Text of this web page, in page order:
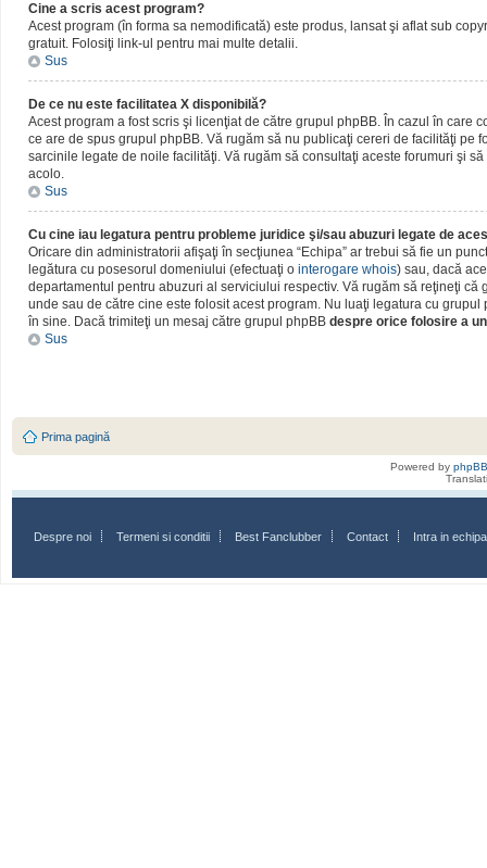
Cine a scris acest program?
Acest program (în forma sa nemodificată) este produs, lansat şi aflat sub
gratuit. Folosiţi link-ul pentru mai multe detalii.
Sus
De ce nu este facilitatea X disponibilă?
Acest program a fost scris şi licenţiat de către grupul phpBB. În cazul în care
ce are de spus grupul phpBB. Vă rugăm să nu publicaţi cereri de facilităţi
sarcinile legate de noile facilităţi. Vă rugăm să consultaţi aceste forumuri şi
acolo.
Sus
Cu cine iau legatura pentru probleme juridice şi/sau abuzuri legate de
Oricare din administratorii afişaţi în secţiunea “Echipa” ar trebui să fie un
legătura cu posesorul domeniului (efectuaţi o interogare whois) sau, dacă
departamentul pentru abuzuri al serviciului respectiv. Vă rugăm să reţineţi că
unde sau de către cine este folosit acest program. Nu luaţi legatura cu
în sine. Dacă trimiteţi un mesaj către grupul phpBB despre orice folosire a
Sus
Prima pagină
Powered by phpBB
Despre noi Termeni si conditii Best Fanclubber Contact Intra in